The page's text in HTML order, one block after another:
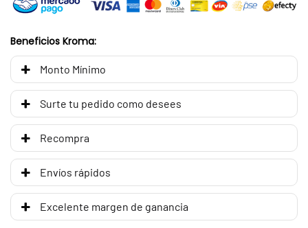
Beneficios Kroma:
Monto Mínimo
Surte tu pedido como desees
Recompra
Envíos rápidos
Excelente margen de ganancia